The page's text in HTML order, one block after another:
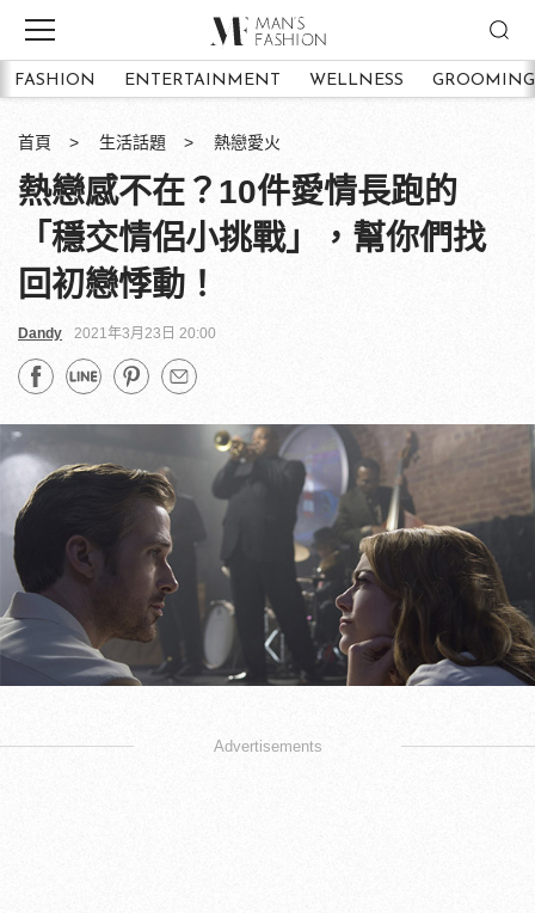
FASHION ENTERTAINMENT WELLNESS GROOMING
首頁 生活話題 熱戀愛火
熱戀感不在？10件愛情長跑的
「穩交情侶小挑戰」，幫你們找
回初戀悸動！
Dandy 2021年3月23日 20:00
Advertisements